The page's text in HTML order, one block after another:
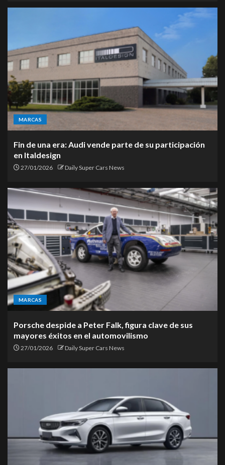
MARCAS
Fin de una era: Audi vende parte de su participación
en Italdesign
27/01/2026 Daily Super Cars News
MARCAS
Porsche despide a Peter Falk, figura clave de sus
mayores éxitos en el automovilismo
27/01/2026 Daily Super Cars News